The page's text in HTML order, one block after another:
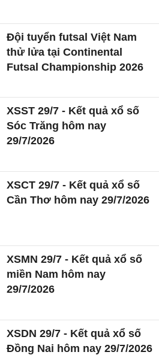
Đội tuyển futsal Việt Nam
thử lửa tại Continental
Futsal Championship 2026
XSST 29/7 - Kết quả xổ số
Sóc Trăng hôm nay
29/7/2026
XSCT 29/7 - Kết quả xổ số
Cần Thơ hôm nay 29/7/2026
XSMN 29/7 - Kết quả xổ số
miền Nam hôm nay
29/7/2026
XSDN 29/7 - Kết quả xổ số
Đồng Nai hôm nay 29/7/2026